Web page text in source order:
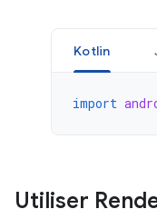
Kotlin
import
Utiliser